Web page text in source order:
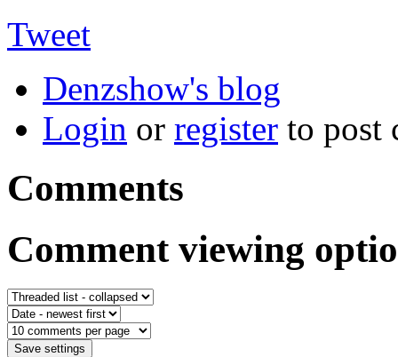
Tweet
Denzshow's blog
Login or register to post
Comments
Comment viewing